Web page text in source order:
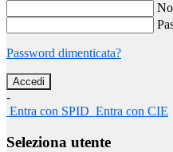
Password dimenticata?
-
Entra con SPID Entra con CIE
Seleziona utente